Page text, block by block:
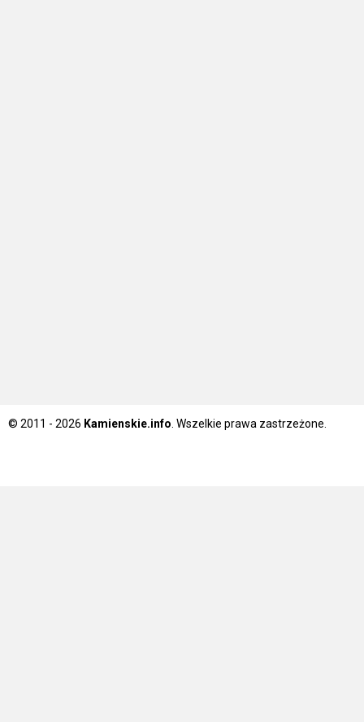
© 2011 - 2026 Kamienskie.info . Wszelkie prawa zastrzeżone.